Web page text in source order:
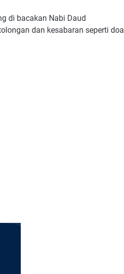
di bacakan Nabi Daud
dan kesabaran seperti doa